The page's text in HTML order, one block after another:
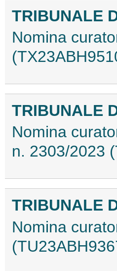
TRIBUNALE
Nomina
TRIBUNALE
Nomina
n. 2303/2023
TRIBUNALE
Nomina